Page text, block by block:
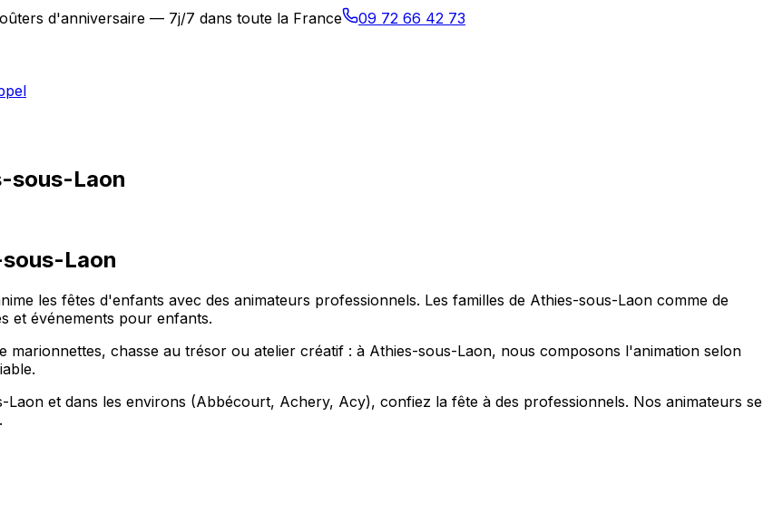
d'anniversaire — 7j/7 dans toute la France 09 72 66 42 73
sous-Laon
Laon
les fêtes d'enfants avec des animateurs professionnels. Les familles de Athies-sous-Laon comme de
et événements pour enfants.
marionnettes, chasse au trésor ou atelier créatif : à Athies-sous-Laon, nous composons l'animation selon
et dans les environs (Abbécourt, Achery, Acy), confiez la fête à des professionnels. Nos animateurs se